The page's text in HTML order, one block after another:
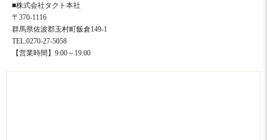
■株式会社タクト本社
〒370-1116
群馬県佐波郡玉村町飯倉149-1
TEL:0270-27-5058
【営業時間】9:00～19:00